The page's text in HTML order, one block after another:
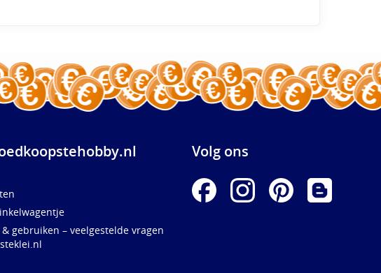
gebruiken – veelgestelde vragen
Volg ons